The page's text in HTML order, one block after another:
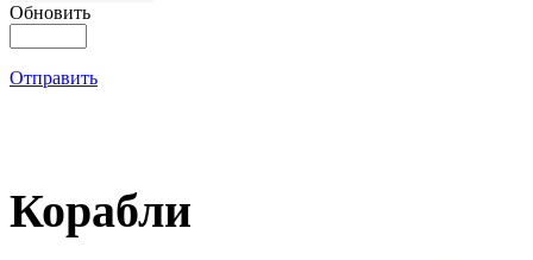
Обновить
Отправить
Корабли